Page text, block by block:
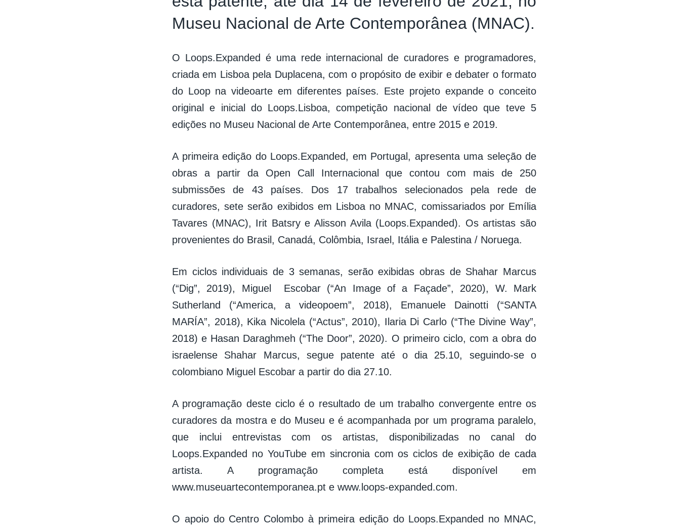
Museu Nacional de Arte Contemporânea (MNAC).
O Loops.Expanded é uma rede internacional de curadores e programadores,
criada em Lisboa pela Duplacena, com o propósito de exibir e debater o formato
do Loop na videoarte em diferentes países. Este projeto expande o conceito
original e inicial do Loops.Lisboa, competição nacional de vídeo que teve 5
edições no Museu Nacional de Arte Contemporânea, entre 2015 e 2019.
A primeira edição do Loops.Expanded, em Portugal, apresenta uma seleção de
obras a partir da Open Call Internacional que contou com mais de 250
submissões de 43 países. Dos 17 trabalhos selecionados pela rede de
curadores, sete serão exibidos em Lisboa no MNAC, comissariados por Emília
Tavares (MNAC), Irit Batsry e Alisson Avila (Loops.Expanded). Os artistas são
provenientes do Brasil, Canadá, Colômbia, Israel, Itália e Palestina / Noruega.
Em ciclos individuais de 3 semanas, serão exibidas obras de Shahar Marcus
(“Dig”, 2019), Miguel Escobar (“An Image of a Façade”, 2020), W. Mark
Sutherland (“America, a videopoem”, 2018), Emanuele Dainotti (“SANTA
MARÍA”, 2018), Kika Nicolela (“Actus”, 2010), Ilaria Di Carlo (“The Divine Way”,
2018) e Hasan Daraghmeh (“The Door”, 2020). O primeiro ciclo, com a obra do
israelense Shahar Marcus, segue patente até o dia 25.10, seguindo-se o
colombiano Miguel Escobar a partir do dia 27.10.
A programação deste ciclo é o resultado de um trabalho convergente entre os
curadores da mostra e do Museu e é acompanhada por um programa paralelo,
que inclui entrevistas com os artistas, disponibilizadas no canal do
Loops.Expanded no YouTube em sincronia com os ciclos de exibição de cada
artista. A programação completa está disponível em
www.museuartecontemporanea.pt e www.loops-expanded.com.
O apoio do Centro Colombo à primeira edição do Loops.Expanded no MNAC,